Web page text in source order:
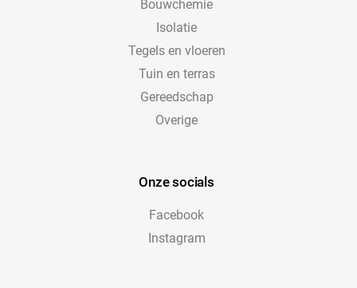
Bouwchemie
Isolatie
Tegels en vloeren
Tuin en terras
Gereedschap
Overige
Onze socials
Facebook
Instagram